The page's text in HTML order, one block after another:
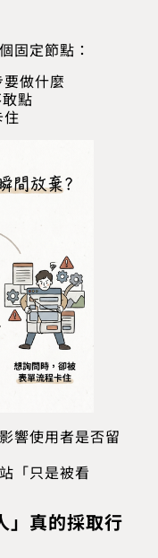
固定節點：
做什麼
點
響使用者是否留
「只是被看
」真的採取行